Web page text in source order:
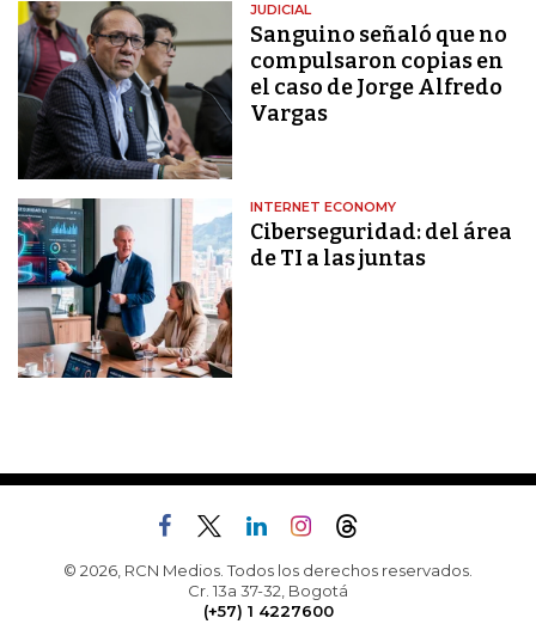
JUDICIAL
Sanguino señaló que no
compulsaron copias en
el caso de Jorge Alfredo
Vargas
INTERNET ECONOMY
Ciberseguridad: del área
de TI a las juntas
© 2026, RCN Medios. Todos los derechos reservados.
Cr. 13a 37-32, Bogotá
(+57) 1 4227600